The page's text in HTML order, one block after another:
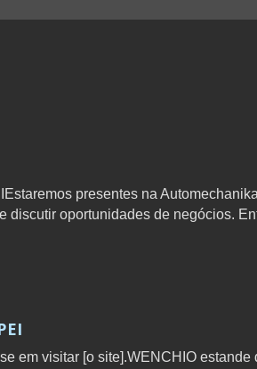
presentes na
discutir oportunidades de negócios.
em visitar [o site].WENCHIO estande